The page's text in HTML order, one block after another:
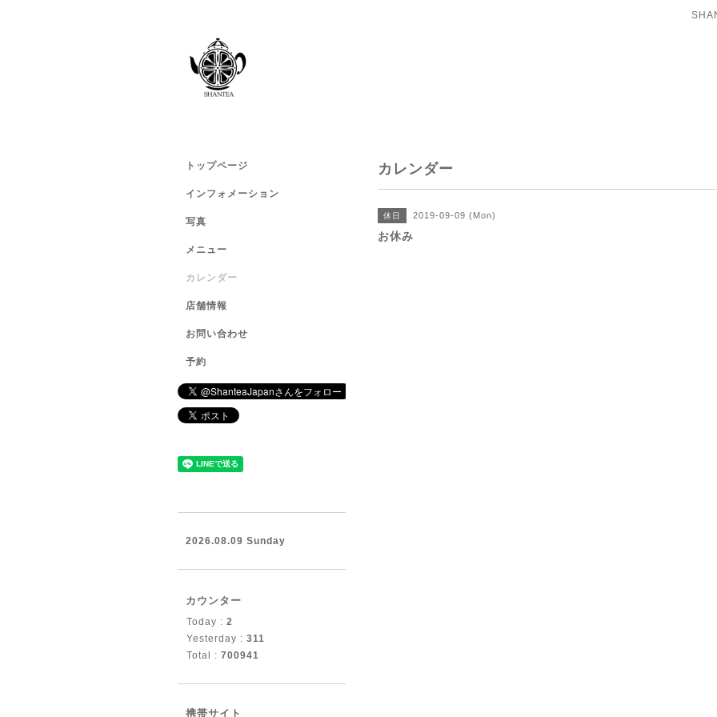
カレンダー
休日 2019-09-09 (Mon)
お休み
トップページ
インフォメーション
写真
メニュー
カレンダー
店舗情報
お問い合わせ
予約
2026.08.09 Sunday
カウンター
Today : 2
Yesterday : 311
Total : 700941
携帯サイト